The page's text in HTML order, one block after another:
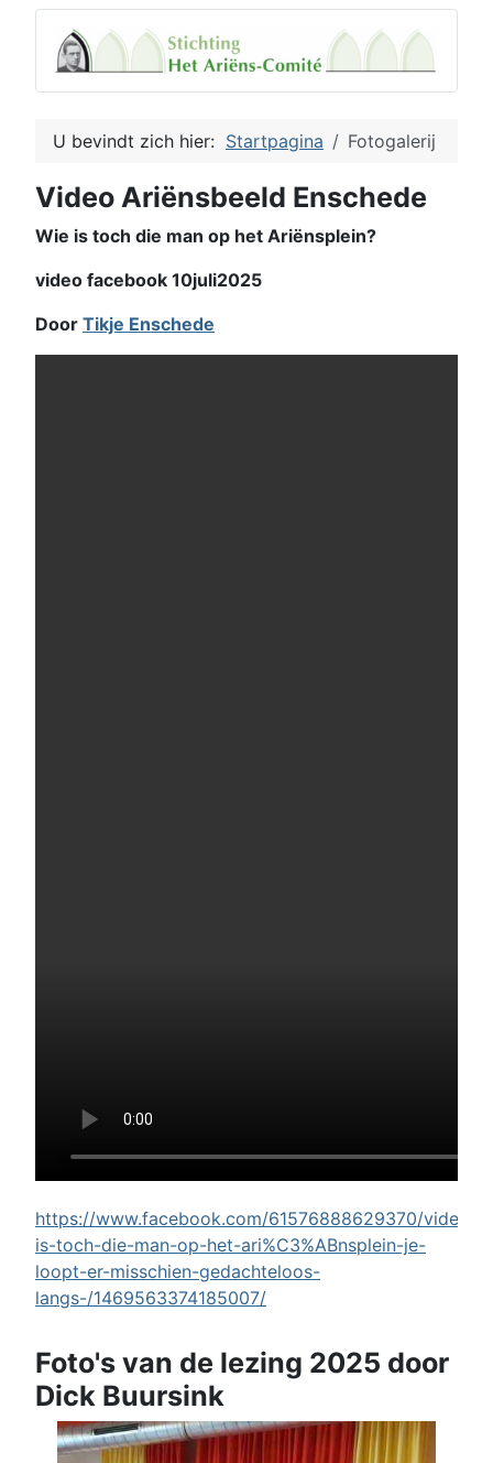
U bevindt zich hier: Startpagina Fotogalerij
Video Ariënsbeeld Enschede
Wie is toch die man op het Ariënsplein?
video facebook 10juli2025
Door Tikje Enschede
https://www.facebook.com/61576888629370/videos/
is-toch-die-man-op-het-ari%C3%ABnsplein-je-
loopt-er-misschien-gedachteloos-
langs-/1469563374185007/
Foto's van de lezing 2025 door
Dick Buursink